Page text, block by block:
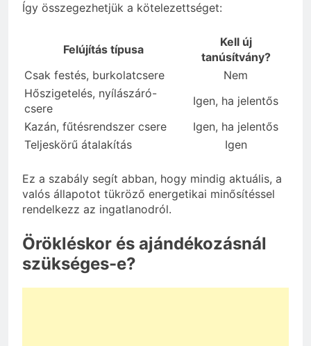
Így összegezhetjük a kötelezettséget:
Felújítás típusa
Kell új
tanúsítvány?
Csak festés, burkolatcsere
Nem
Hőszigetelés, nyílászáró-
csere
Igen, ha jelentős
Kazán, fűtésrendszer csere
Igen, ha jelentős
Teljeskörű átalakítás
Igen
Ez a szabály segít abban, hogy mindig aktuális, a
valós állapotot tükröző energetikai minősítéssel
rendelkezz az ingatlanodról.
Örökléskor és ajándékozásnál
szükséges-e?